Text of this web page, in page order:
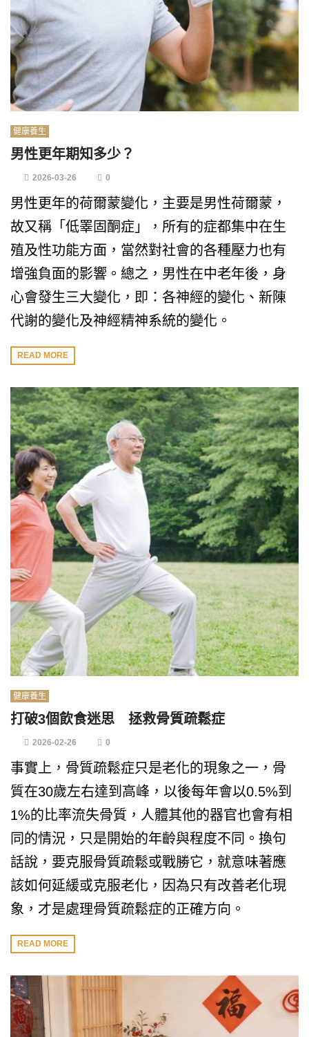
健康養生
男性更年期知多少？
2026-03-26 0
男性更年的荷爾蒙變化，主要是男性荷爾蒙，
故又稱「低睪固酮症」，所有的症都集中在生
殖及性功能方面，當然對社會的各種壓力也有
增強負面的影響。總之，男性在中老年後，身
心會發生三大變化，即：各神經的變化、新陳
代謝的變化及神經精神系統的變化。
READ MORE
健康養生
打破3個飲食迷思 拯救骨質疏鬆症
2026-02-26 0
事實上，骨質疏鬆症只是老化的現象之一，骨
質在30歲左右達到高峰，以後每年會以0.5%到
1%的比率流失骨質，人體其他的器官也會有相
同的情況，只是開始的年齡與程度不同。換句
話說，要克服骨質疏鬆或戰勝它，就意味著應
該如何延緩或克服老化，因為只有改善老化現
象，才是處理骨質疏鬆症的正確方向。
READ MORE